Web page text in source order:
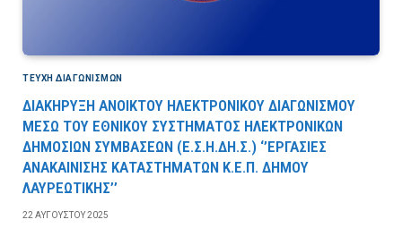
ΤΕΎΧΗ ΔΙΑΓΩΝΙΣΜΏΝ
ΔΙΑΚΗΡΥΞΗ ΑΝΟΙΚΤΟΥ ΗΛΕΚΤΡΟΝΙΚΟΥ ΔΙΑΓΩΝΙΣΜΟΥ
ΜΕΣΩ ΤΟΥ ΕΘΝΙΚΟΥ ΣΥΣΤΗΜΑΤΟΣ ΗΛΕΚΤΡΟΝΙΚΩΝ
ΔΗΜΟΣΙΩΝ ΣΥΜΒΑΣΕΩΝ (Ε.Σ.Η.ΔΗ.Σ.) ‘’ΕΡΓΑΣΙΕΣ
ΑΝΑΚΑΙΝΙΣΗΣ ΚΑΤΑΣΤΗΜΑΤΩΝ Κ.Ε.Π. ΔΗΜΟΥ
ΛΑΥΡΕΩΤΙΚΗΣ’’
22 ΑΥΓΟΎΣΤΟΥ 2025